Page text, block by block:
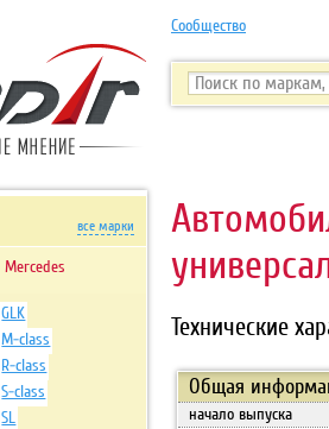
Сообщество
Технические
Общая
начало выпуска
все марки
Mercedes
GLK
M-class
R-class
S-class
SL